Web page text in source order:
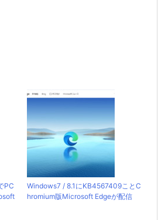
PC
Windows7 / 8.1にKB4567409ことC
hromium版Microsoft Edgeが配信